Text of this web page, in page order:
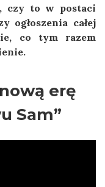
czy to w postaci
ogłoszenia całej
co tym razem
erę
Sam”